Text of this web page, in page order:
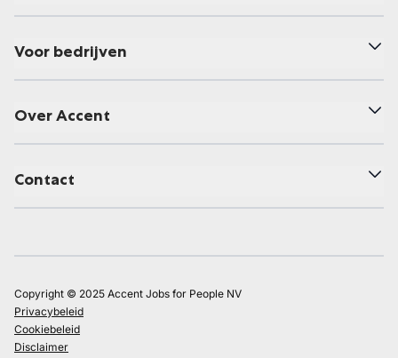
Voor bedrijven
Over Accent
Contact
Copyright © 2025 Accent Jobs for People NV
Privacybeleid
Cookiebeleid
Disclaimer